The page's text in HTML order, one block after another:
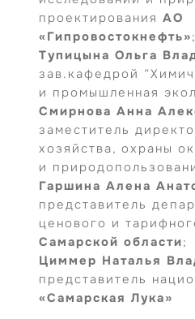
проектирования АО
«Гипровостокнефть»;
Тупицына Ольга
зав.кафедрой
и промышленная
Смирнова Анна
заместитель
хозяйства, охраны
и
Гаршина Алена
представитель
ценового и
Самарской области;
Циммер Наталья
представитель
«Самарская Лука»